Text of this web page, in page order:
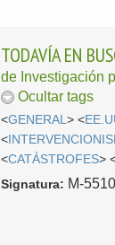
TODAVÍA EN
de Investigación
Ocultar tags
<GENERAL> <
<
<CATÁSTROFES>
Signatura: M-